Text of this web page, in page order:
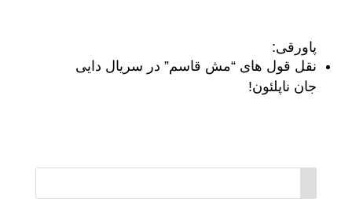
پاورقی:
نقل قول های “مش قاسم” در سریال دایی
جان ناپلئون!